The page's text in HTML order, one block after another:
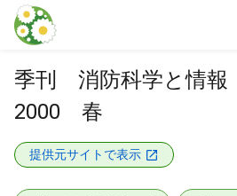
本文に飛ぶ
季刊 消防科学と情
2000 春
提供元サイトで表示